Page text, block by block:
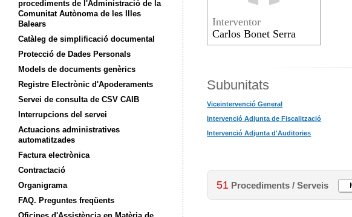
Interventor
Carlos Bonet Serra
Subunitats
Viceintervenció General
Intervenció Adjunta de Fiscalització
Intervenció Adjunta d'Auditories
51 Procediments / Serveis
procediments de l'Administració de la
Comunitat Autònoma de les Illes
Balears
Catàleg de simplificació documental
Protecció de Dades Personals
Models de documents genèrics
Registre Electrònic d'Apoderaments
Servei de consulta de CSV CAIB
Interrupcions del servei
Actuacions administratives
automatitzades
Factura electrònica
Contractació
Organigrama
FAQ. Preguntes freqüents